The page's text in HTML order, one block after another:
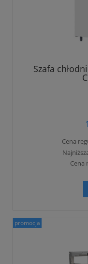
Szafa
Cena
Cena
promocja